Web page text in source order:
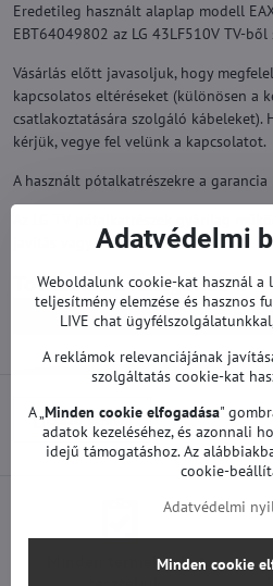
Eredetileg használt alaplap modell
EBT64049802 az LG 43LF510V TV-ből
Vásárlás előtt javasoljuk, hogy
kapcsolatos eltéréseket (különösen a
csatlakoztatására szolgáló kábeleket).
kérjük, vegye fel velünk a kapcsolatot.
A használt pótalkatrészekre a garancia
javítás vagy szervizelés.
Továbbiak a kategóriából
Pótalkatrészek | LG TV
Előző termék
Minden termékünket
Adatvédelmi
Weboldalunk cookie-kat használ a
teljesítmény elemzése és hasznos
LIVE chat
A reklámok relevanciájának
szolgáltatás cookie-kat
A „Minden cookie elfogadása"
adatok kezeléséhez, és azonnali
idejű támogatáshoz. Az
cookie-
Adatvédelmi
Minden cookie